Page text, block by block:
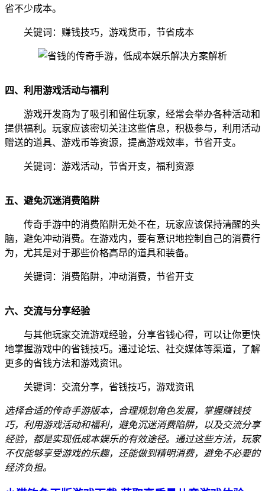
省不少成本。
关键词：赚钱技巧，游戏货币，节省成本
四、利用游戏活动与福利
游戏开发商为了吸引和留住玩家，经常会举办各种活动和
提供福利。玩家应该密切关注这些信息，积极参与，利用活动
赠送的道具、游戏币等资源，提高游戏效率，节省开支。
关键词：游戏活动，节省开支，福利资源
五、避免沉迷消费陷阱
传奇手游中的消费陷阱无处不在，玩家应该保持清醒的头
脑，避免冲动消费。在游戏内，要有意识地控制自己的消费行
为，尤其是对于那些价格高昂的道具和装备。
关键词：消费陷阱，冲动消费，节省开支
六、交流与分享经验
与其他玩家交流游戏经验，分享省钱心得，可以让你更快
地掌握游戏中的省钱技巧。通过论坛、社交媒体等渠道，了解
更多的省钱方法和游戏资讯。
关键词：交流分享，省钱技巧，游戏资讯
选择合适的传奇手游版本，合理规划角色发展，掌握赚钱技
巧，利用游戏活动和福利，避免沉迷消费陷阱，以及交流分享
经验，都是实现低成本娱乐的有效途径。通过这些方法，玩家
不仅能够享受游戏的乐趣，还能做到精明消费，避免不必要的
经济负担。